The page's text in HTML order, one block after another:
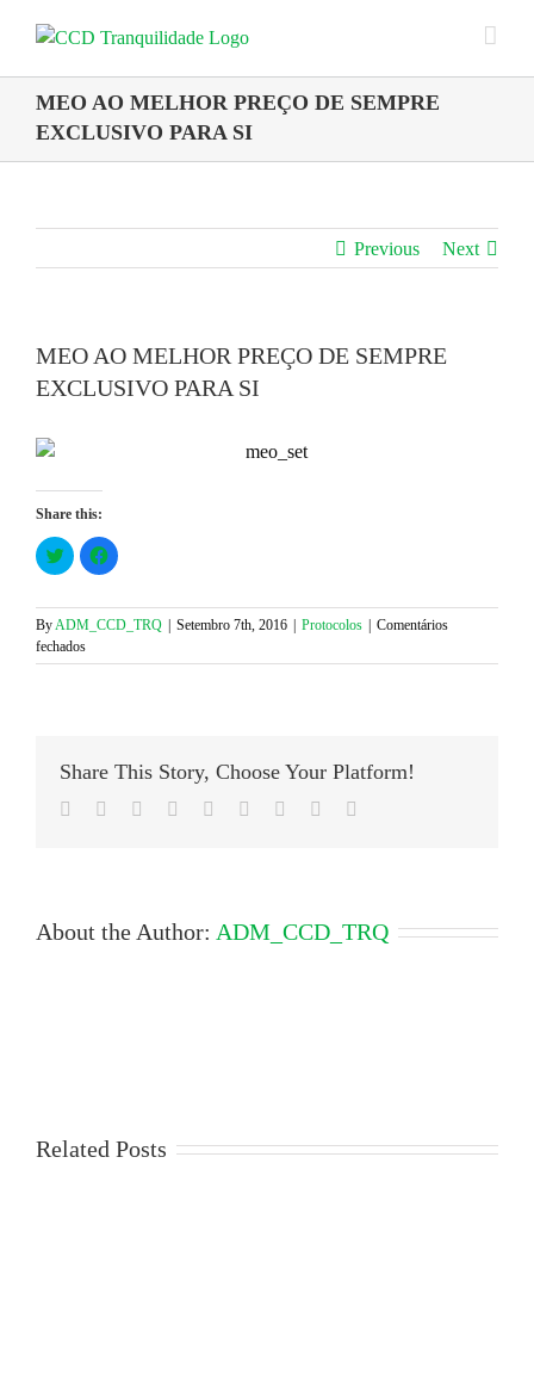
MEO AO MELHOR PREÇO DE SEMPRE
EXCLUSIVO PARA SI
Previous Next
MEO AO MELHOR PREÇO DE SEMPRE
EXCLUSIVO PARA SI
Share this:
Click
to
share
Twitter
(Opens
in
new
window)
Click
to
Facebook
(Opens
window)
ByADM_CCD_TRQ Setembro 7th, 2016 Protocolos
Comentários
fechadosem
MEO
SEMPRE
PARA
Share This Story, Choose Your Platform!
Facebook
TwitterLinkedIn
Reddit Google+
TumblrPinterest
About the Author: ADM_CCD_TRQ
Related Posts